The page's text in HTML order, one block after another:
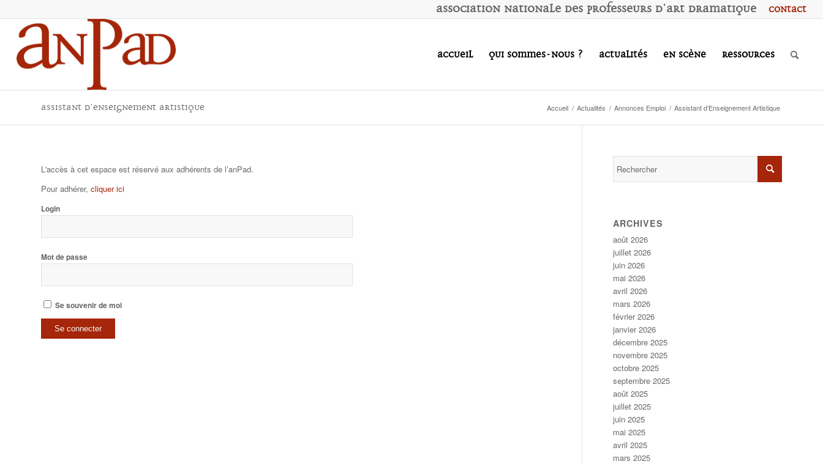
Contact
Association Nationale des Professeurs d'Art Dramatique
Accueil Qui sommes-nous ? Actualités En scène Ressources
Assistant d’Enseignement Artistique Accueil / Actualités / Annonces Emploi / Assistant d’Enseignement Artistique
L'accès à cet espace est réservé aux adhérents de l’anPad.
Pour adhérer, cliquer ici
Login
Mot de passe
Se souvenir de moi
ARCHIVES
août 2026
juillet 2026
juin 2026
mai 2026
avril 2026
mars 2026
février 2026
janvier 2026
décembre 2025
novembre 2025
octobre 2025
septembre 2025
août 2025
juillet 2025
juin 2025
mai 2025
avril 2025
mars 2025